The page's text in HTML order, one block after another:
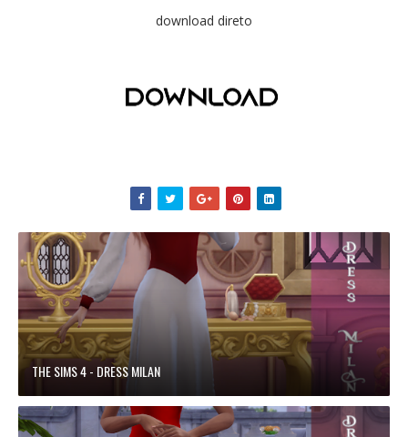
download direto
THE SIMS 4 - DRESS MILAN